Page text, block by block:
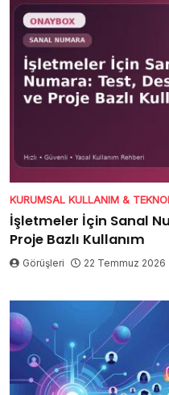
KURUMSAL KULLANIM &
İşletmeler İçin Sanal
Proje Bazlı Kullanım
Görüşleri 22 Temmuz 2026